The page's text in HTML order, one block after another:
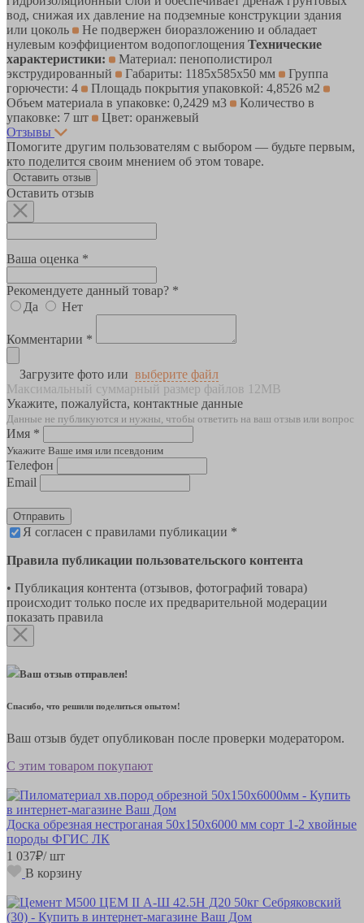
вод, снижая их давление на подземные конструкции здания
или цоколь
Не подвержен биоразложению и обладает
нулевым коэффициентом водопоглощения Технические
характеристики:
Материал: пенополистирол
экструдированный
Габариты: 1185х585х50 мм
Группа
горючести: 4
Площадь покрытия упаковкой: 4,8526 м2
Объем материала в упаковке: 0,2429 м3
Количество в
упаковке: 7 шт
Цвет: оранжевый
Отзывы
Помогите другим пользователям с выбором — будьте первым,
кто поделится своим мнением об этом товаре.
Оставить отзыв
Оставить отзыв
Ваша оценка *
Рекомендуете данный товар? *
Да
Нет
Комментарии *
Загрузите фото или выберите файл
Максимальный суммарный размер файлов 12MB
Укажите, пожалуйста, контактные данные
Данные не публикуются и нужны, чтобы ответить на ваш отзыв или вопрос
Имя *
Укажите Ваше имя или псевдоним
Телефон
Email
Отправить
Я согласен с правилами публикации *
Правила публикации пользовательского контента
• Публикация контента (отзывов, фотографий товара)
происходит только после их предварительной модерации
показать правила
Ваш отзыв отправлен!
Спасибо, что решили поделиться опытом!
Ваш отзыв будет опубликован после проверки модератором.
С этим товаром покупают
Доска обрезная нестроганая 50х150х6000 мм сорт 1-2 хвойные
породы ФГИС ЛК
1 037₽/ шт
В корзину